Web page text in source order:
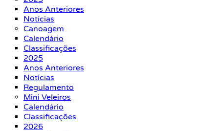
Anos Anteriores
Notícias
Canoagem
Calendário
Classificações
2025
Anos Anteriores
Notícias
Regulamento
Mini Veleiros
Calendário
Classificações
2026